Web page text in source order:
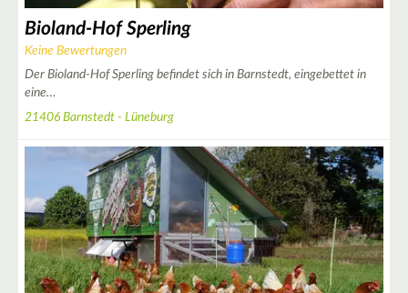
Bioland-Hof Sperling
Keine Bewertungen
Der Bioland-Hof Sperling befindet sich in Barnstedt, eingebettet in
eine…
21406 Barnstedt - Lüneburg